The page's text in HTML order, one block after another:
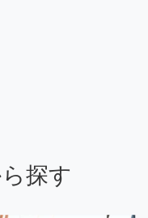
探す